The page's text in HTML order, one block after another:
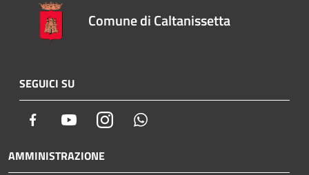
Comune di Caltanissetta
SEGUICI SU
Facebook YoutubeInstagram
AMMINISTRAZIONE